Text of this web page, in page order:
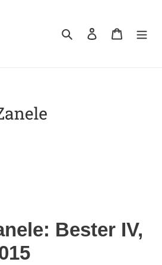
Suchen Einloggen
Bester IV,